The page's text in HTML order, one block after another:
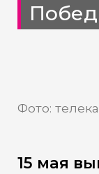
Фото:
15 мая